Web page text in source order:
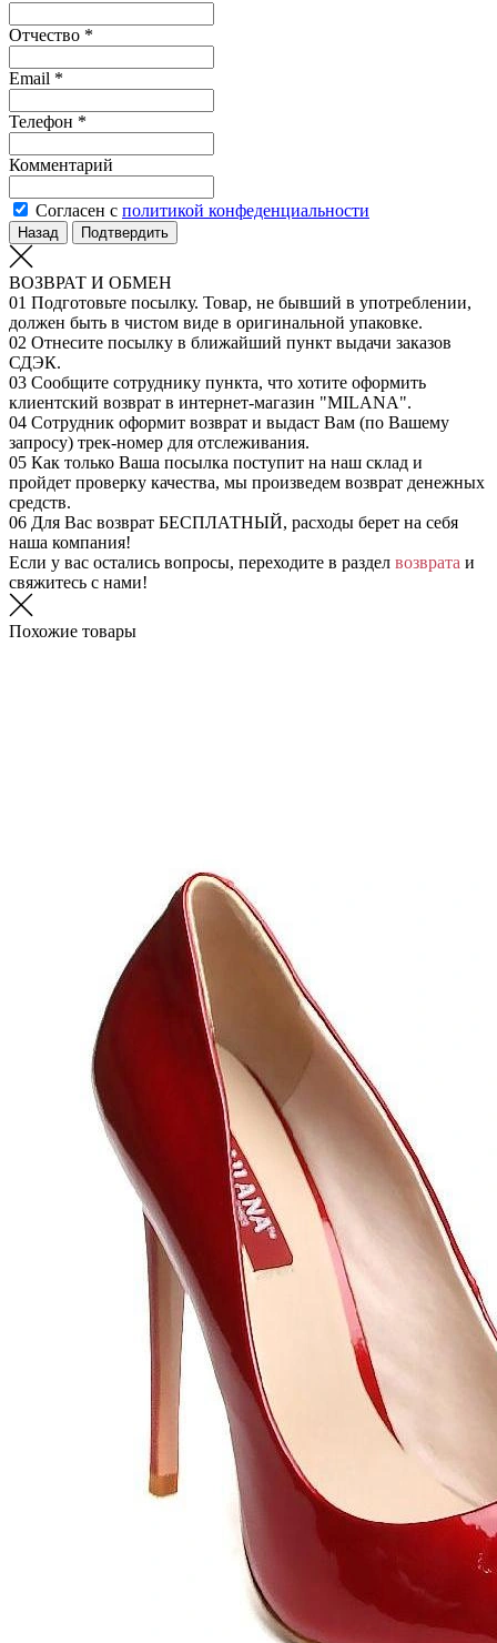
Отчество *
Email *
Телефон *
Комментарий
Согласен с политикой конфеденциальности
Назад Подтвердить
ВОЗВРАТ И ОБМЕН
01 Подготовьте посылку. Товар, не бывший в употреблении,
должен быть в чистом виде в оригинальной упаковке.
02 Отнесите посылку в ближайший пункт выдачи заказов
СДЭК.
03 Сообщите сотруднику пункта, что хотите оформить
клиентский возврат в интернет-магазин "MILANA".
04 Сотрудник оформит возврат и выдаст Вам (по Вашему
запросу) трек-номер для отслеживания.
05 Как только Ваша посылка поступит на наш склад и
пройдет проверку качества, мы произведем возврат денежных
средств.
06 Для Вас возврат БЕСПЛАТНЫЙ, расходы берет на себя
наша компания!
Если у вас остались вопросы, переходите в раздел возврата и
свяжитесь с нами!
Похожие товары